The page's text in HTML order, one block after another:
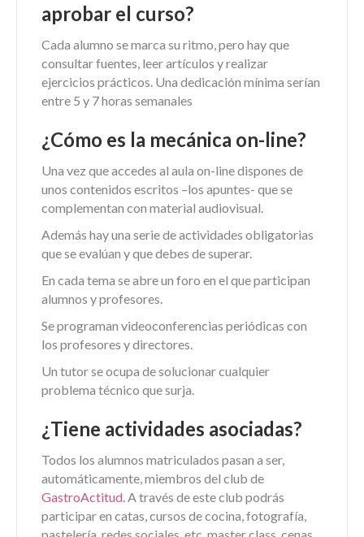
aprobar el curso?
Cada alumno se marca su ritmo, pero hay que
consultar fuentes, leer artículos y realizar
ejercicios prácticos. Una dedicación mínima serían
entre 5 y 7 horas semanales
¿Cómo es la mecánica on-line?
Una vez que accedes al aula on-line dispones de
unos contenidos escritos –los apuntes- que se
complementan con material audiovisual.
Además hay una serie de actividades obligatorias
que se evalúan y que debes de superar.
En cada tema se abre un foro en el que participan
alumnos y profesores.
Se programan videoconferencias periódicas con
los profesores y directores.
Un tutor se ocupa de solucionar cualquier
problema técnico que surja.
¿Tiene actividades asociadas?
Todos los alumnos matriculados pasan a ser,
automáticamente, miembros del club de
GastroActitud.A través de este club podrás
participar en catas, cursos de cocina, fotografía,